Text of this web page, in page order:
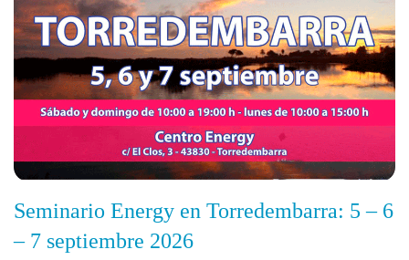
Seminario Energy en Torredembarra: 5 – 6
– 7 septiembre 2026